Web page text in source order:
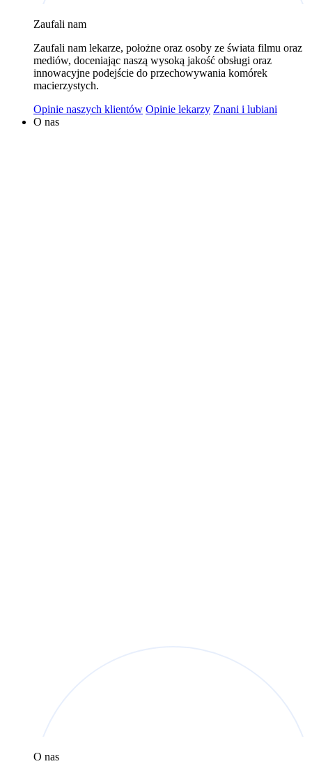
siedzibą w Warszawie. Niezależnymi administratorami
danych mogą być także nasi partnerzy. Informacje na
temat wykorzystywanych plików cookies i przetwarzania
znajduje się wPolityce Prywatności.
Zaufali nam
Zaufali nam lekarze, położne oraz osoby ze świata filmu oraz
mediów, doceniając naszą wysoką jakość obsługi oraz
innowacyjne podejście do przechowywania komórek
macierzystych.
Opinie naszych klientów Opinie lekarzy Znani i lubiani
O nas
O nas